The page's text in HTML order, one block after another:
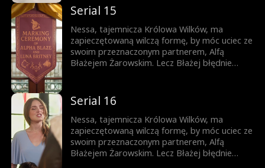
Dopiero gdy życie ich syna jest zagrożone,
pojawia się szansa, by Błażej zrozumiał
prawdę – lecz czy nie będzie już za późno?
Serial 15
Nessa, tajemnicza Królowa Wilków, ma
zapieczętowaną wilczą formę, by móc uciec ze
swoim przeznaczonym partnerem, Alfą
Błażejem Żarowskim. Lecz Błażej błędnie
Dopiero gdy życie ich syna jest zagrożone,
pojawia się szansa, by Błażej zrozumiał
prawdę – lecz czy nie będzie już za późno?
Serial 16
Nessa, tajemnicza Królowa Wilków, ma
zapieczętowaną wilczą formę, by móc uciec ze
swoim przeznaczonym partnerem, Alfą
Błażejem Żarowskim. Lecz Błażej błędnie